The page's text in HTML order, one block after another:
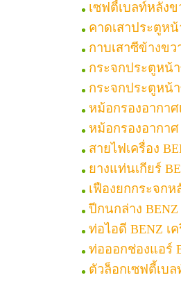
เซฟตี้เบลท์หลังข
คาดเสาประตูหน้
กาบเสาซีข้างขว
กระจกประตูหน้า
กระจกประตูหน้า
หม้อกรองอากาศ
หม้อกรองอากาศ
สายไฟเครื่อง
ยางแท่นเกียร์
เฟืองยกกระจกห
ปีกนกล่าง BENZ
ท่อไอดี BENZ เค
ท่อออกช่องแอร์
ตัวล็อกเซฟตี้เบล